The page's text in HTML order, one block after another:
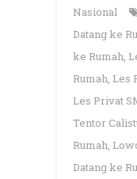
Nasional
Datang ke
ke Rumah,
Rumah, Les
Les Privat
Tentor
Rumah,
Datang ke